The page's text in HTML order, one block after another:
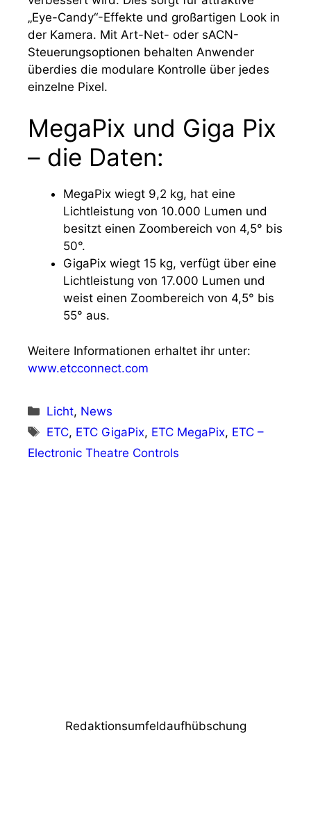
„Eye-Candy“-Effekte und großartigen Look in
der Kamera. Mit Art-Net- oder sACN-
Steuerungsoptionen behalten Anwender
überdies die modulare Kontrolle über jedes
einzelne Pixel.
MegaPix und Giga Pix
– die Daten:
MegaPix wiegt 9,2 kg, hat eine
Lichtleistung von 10.000 Lumen und
besitzt einen Zoombereich von 4,5° bis
50°.
GigaPix wiegt 15 kg, verfügt über eine
Lichtleistung von 17.000 Lumen und
weist einen Zoombereich von 4,5° bis
55° aus.
Weitere Informationen erhaltet ihr unter:
www.etcconnect.com
Kategorien
Licht, News
Schlagwörter
ETC, ETC GigaPix, ETC MegaPix, ETC –
Electronic Theatre Controls
Redaktionsumfeldaufhübschung